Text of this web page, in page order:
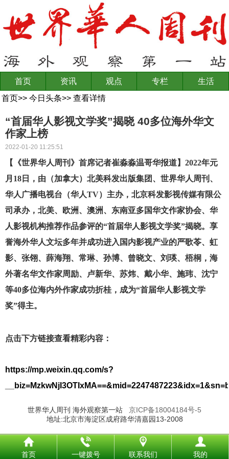
首页 资讯 观点 专栏
生活
首页>> 今日头条>> 查看详情
“首届华人影视文学奖”揭晓 40多位海外华文
作家上榜
2022-01-20 11:25:51
【《世界华人周刊》首席记者崔淼淼温哥华报道】2022年元
月18日，由（加拿大）北美科发出版集团、世界华人周刊、
华人广播电视台（华人TV）主办，北京科发影视传媒有限公
司承办，北美、欧洲、澳洲、东南亚多国华文作家协会、华
人影视机构推荐作品参评的“首届华人影视文学奖”揭晓。享
誉海外华人文坛多年并成功进入国内影视产业的严歌苓、虹
影、张翎、薛海翔、常琳、孙博、曾晓文、刘瑛、梧桐，海
外著名华文作家周励、卢新华、苏炜、戴小华、施玮、沈宁
等40多位海内外作家成功折桂，成为“首届华人影视文学
奖”得主。
点击下方链接查看精彩内容：
https://mp.weixin.qq.com/s?
世界华人周刊 海外观察第一站 京ICP备18004184号-5
地址:北京市海淀区成府路华清嘉园13-2008
首页 一键拨号 联系我们 我的